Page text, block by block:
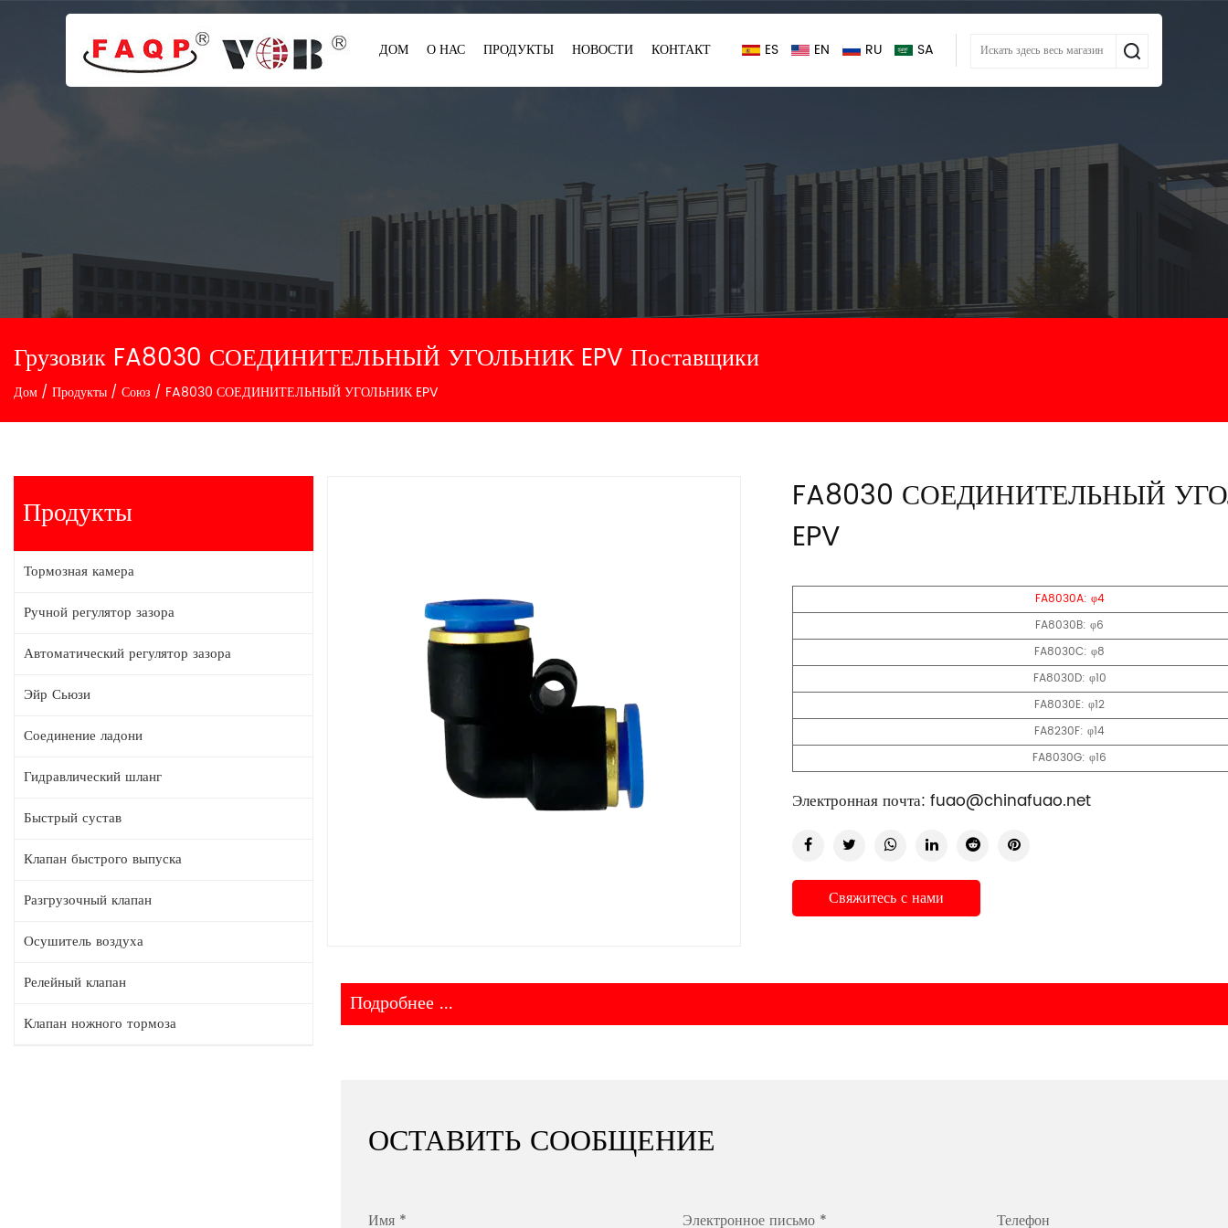
ДОМ О НАС ПРОДУКТЫ НОВОСТИ КОНТАКТ ES EN RU SA
Грузовик FA8030 СОЕДИНИТЕЛЬНЫЙ УГОЛЬНИК EPV Поставщики
Дом / Продукты / Союз / FA8030 СОЕДИНИТЕЛЬНЫЙ УГОЛЬНИК EPV
Продукты
Тормозная камера
Ручной регулятор зазора
Автоматический регулятор зазора
Эйр Сьюзи
Соединение ладони
Гидравлический шланг
Быстрый сустав
Клапан быстрого выпуска
Разгрузочный клапан
Осушитель воздуха
Релейный клапан
Клапан ножного тормоза
FA8030 СОЕДИНИТЕЛЬНЫЙ
EPV
FA8030A: φ4
FA8030B: φ6
FA8030C: φ8
FA8030D: φ10
FA8030E: φ12
FA8230F: φ14
FA8030G: φ16
Электронная почта:fuao@chinafuao.net
Свяжитесь с нами
Подробнее ...
ОСТАВИТЬ СООБЩЕНИЕ
Имя * Электронное письмо * Телефон